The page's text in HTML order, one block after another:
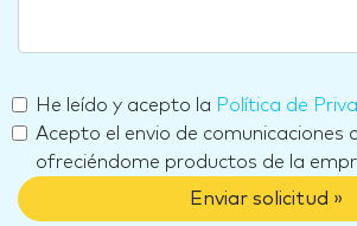
He leído y acepto la Política de
Acepto el envio de comunicaciones
ofreciéndome productos de la
Enviar solicitud »